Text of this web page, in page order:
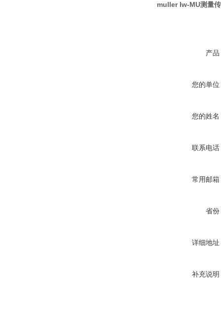
muller Iw-MU测量
产品
您的单位
您的姓名
联系电话
常用邮箱
省份
详细地址
补充说明